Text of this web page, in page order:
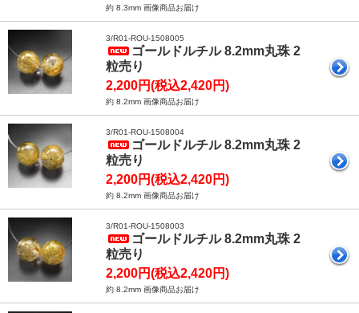
約 8.3mm 画像商品お届け
3/R01-ROU-1508005
ゴールドルチル 8.2mm丸珠 2
粒売り
2,200円(税込2,420円)
約 8.2mm 画像商品お届け
3/R01-ROU-1508004
ゴールドルチル 8.2mm丸珠 2
粒売り
2,200円(税込2,420円)
約 8.2mm 画像商品お届け
3/R01-ROU-1508003
ゴールドルチル 8.2mm丸珠 2
粒売り
2,200円(税込2,420円)
約 8.2mm 画像商品お届け